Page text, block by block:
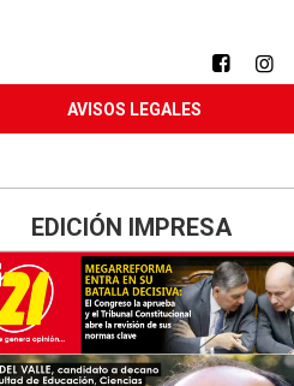
AVISOS LEGALES
EDICIÓN IMPRESA